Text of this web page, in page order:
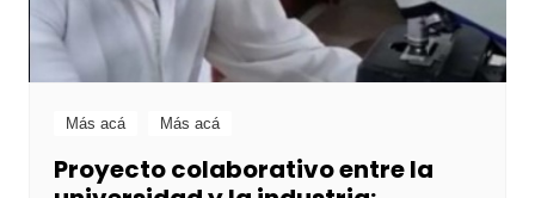
Más acá Más acá
Proyecto colaborativo entre la